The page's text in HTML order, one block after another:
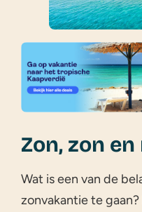
Zon, zon
Wat is een van de
zonvakantie te